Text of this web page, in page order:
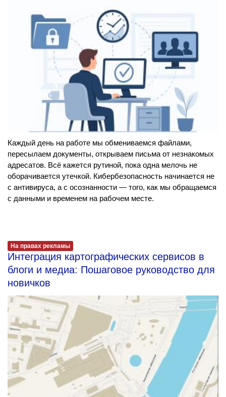
Каждый день на работе мы обмениваемся файлами,
пересылаем документы, открываем письма от незнакомых
адресатов. Всё кажется рутиной, пока одна мелочь не
оборачивается утечкой. Кибербезопасность начинается не
с антивируса, а с осознанности — того, как мы обращаемся
с данными и временем на рабочем месте.
На правах рекламы
Интеграция картографических сервисов в
блоги и медиа: Пошаговое руководство для
новичков